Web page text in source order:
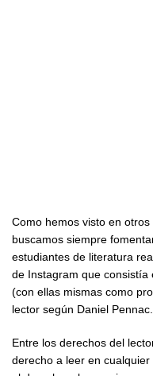
Como hemos visto en
buscamos siempre
estudiantes de literatura
de Instagram que
(con ellas mismas como
lector según Daniel Pennac.
Entre los derechos del
derecho a leer en